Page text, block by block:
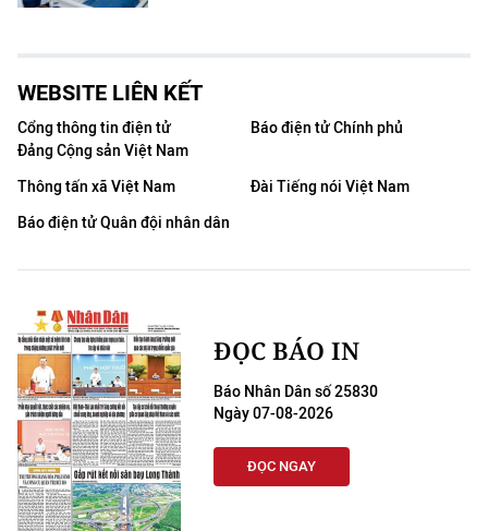
WEBSITE LIÊN KẾT
Cổng thông tin điện tử
Đảng Cộng sản Việt Nam
Báo điện tử Chính phủ
Thông tấn xã Việt Nam
Đài Tiếng nói Việt Nam
Báo điện tử Quân đội nhân dân
ĐỌC BÁO IN
Báo Nhân Dân số 25830
Ngày 07-08-2026
ĐỌC NGAY